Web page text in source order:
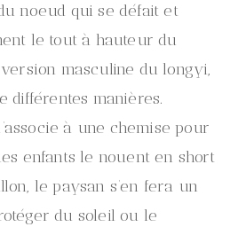
noeud qui se défait et
le tout à hauteur du
masculine du longyi,
différentes manières.
à une chemise pour
enfants le nouent en short
le paysan s’en fera un
du soleil ou le